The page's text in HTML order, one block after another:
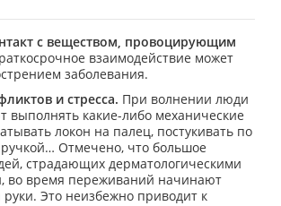
с веществом, провоцирующим
взаимодействие может
заболевания.
и стресса. При волнении люди
выполнять какие-либо механические
локон на палец, постукивать по
ручкой… Отмечено, что большое
страдающих дерматологическими
во время переживаний начинают
руки. Это неизбежно приводит к